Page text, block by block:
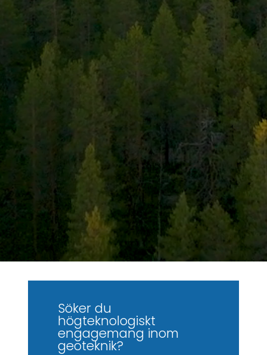
Söker du
högteknologiskt
engagemang inom
geoteknik?